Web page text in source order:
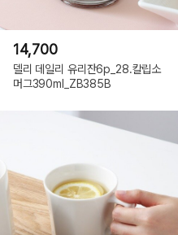
14,700
델리 데일리 유리잔6p_28.칼립소
머그390ml_ZB385B